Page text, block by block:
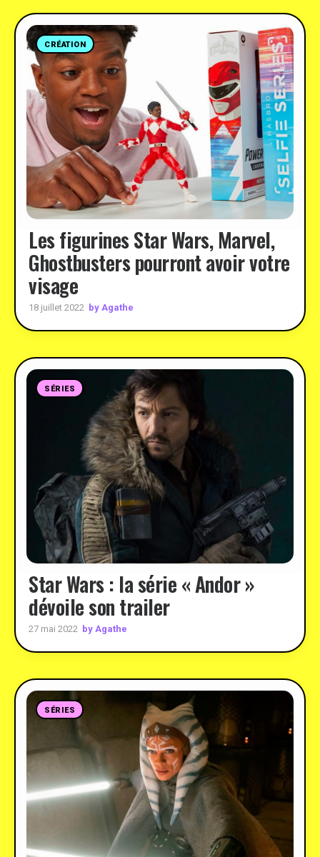
CRÉATION
Les figurines Star Wars, Marvel,
Ghostbusters pourront avoir votre
visage
18 juillet 2022 by Agathe
SÉRIES
Star Wars : la série « Andor »
dévoile son trailer
27 mai 2022 by Agathe
SÉRIES